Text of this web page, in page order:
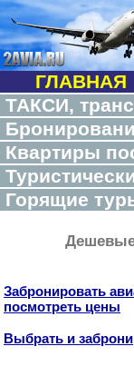
ГЛАВНАЯ
ТАКСИ,
Квартиры
Горящие
Забронировать
посмотреть цены
Выбрать и